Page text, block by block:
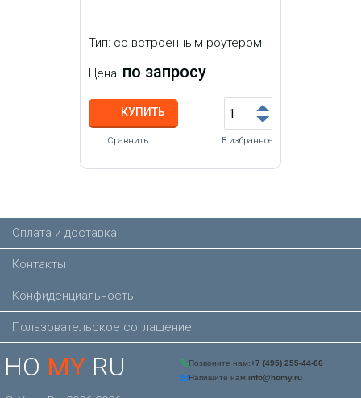
Тип: со встроенным роутером
Цена: по запросу
КУПИТЬ
Сравнить В избранное
HO MY RU
Оплата и доставка
Контакты
Конфиденциальность
Пользовательское соглашение